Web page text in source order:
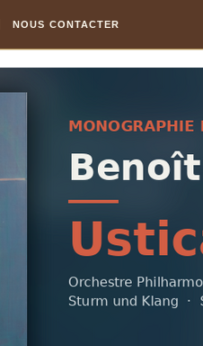
NOUS CONTACTER